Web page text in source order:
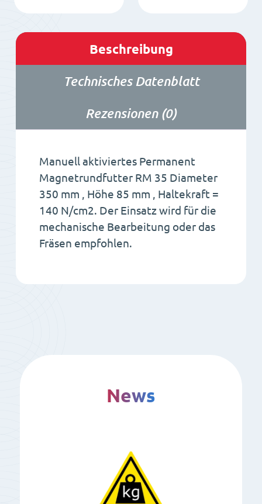
Beschreibung
Technisches Datenblatt
Rezensionen (0)
Manuell aktiviertes Permanent
Magnetrundfutter RM 35 Diameter
350 mm , Höhe 85 mm , Haltekraft =
140 N/cm2. Der Einsatz wird für die
mechanische Bearbeitung oder das
Fräsen empfohlen.
News